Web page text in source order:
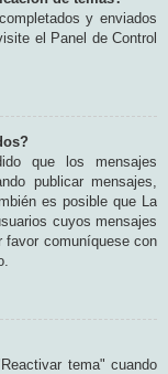
y enviados
el Panel de Control
que los mensajes
publicar mensajes,
es posible que La
cuyos mensajes
favor comuníquese con
tema" cuando